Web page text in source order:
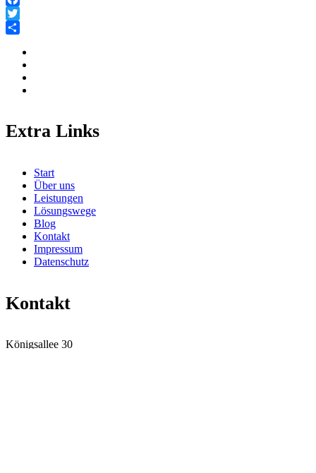
Facebook
Twitter
Extra Links
Start
Über uns
Leistungen
Lösungswege
Blog
Kontakt
Impressum
Datenschutz
Kontakt
Königsallee 30